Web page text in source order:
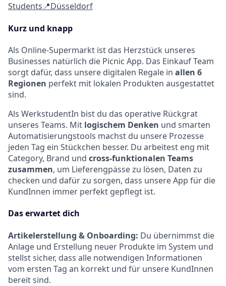
Students📍Düsseldorf
Kurz und knapp
Als Online-Supermarkt ist das Herzstück unseres
Businesses natürlich die Picnic App. Das Einkauf Team
sorgt dafür, dass unsere digitalen Regale in allen 6
Regionen perfekt mit lokalen Produkten ausgestattet
sind.
Als WerkstudentIn bist du das operative Rückgrat
unseres Teams. Mit logischem Denken und smarten
Automatisierungstools machst du unsere Prozesse
jeden Tag ein Stückchen besser. Du arbeitest eng mit
Category, Brand und cross-funktionalen Teams
zusammen, um Lieferengpässe zu lösen, Daten zu
checken und dafür zu sorgen, dass unsere App für die
KundInnen immer perfekt gepflegt ist.
Das erwartet dich
Artikelerstellung & Onboarding: Du übernimmst die
Anlage und Erstellung neuer Produkte im System und
stellst sicher, dass alle notwendigen Informationen
vom ersten Tag an korrekt und für unsere KundInnen
bereit sind.